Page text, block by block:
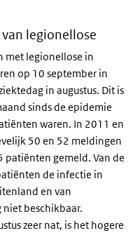
legionellose
met legionellose in
op 10 september in
in augustus. Dit is
sinds de epidemie
waren. In 2011 en
50 en 52 meldingen
patiënten gemeld. Van de
de infectie in
en van
beschikbaar.
zeer nat, is het hogere